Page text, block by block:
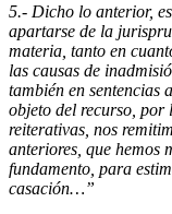
5.- Dicho lo anterior,
apartarse de la
materia, tanto en
las causas de
también en sentencias
objeto del recurso, por
reiterativas, nos
anteriores, que hemos
fundamento, para
casación…”